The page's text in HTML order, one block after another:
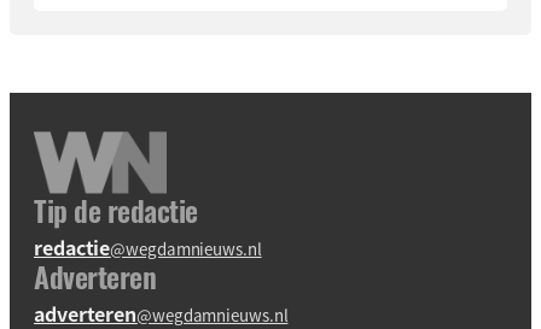
Tip de redactie
redactie@wegdamnieuws.nl
Adverteren
adverteren@wegdamnieuws.nl